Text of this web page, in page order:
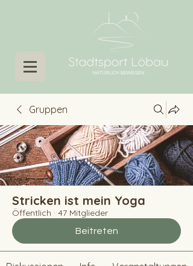
Gruppen
Stricken ist mein Yoga
Öffentlich · 47 Mitglieder
Beitreten